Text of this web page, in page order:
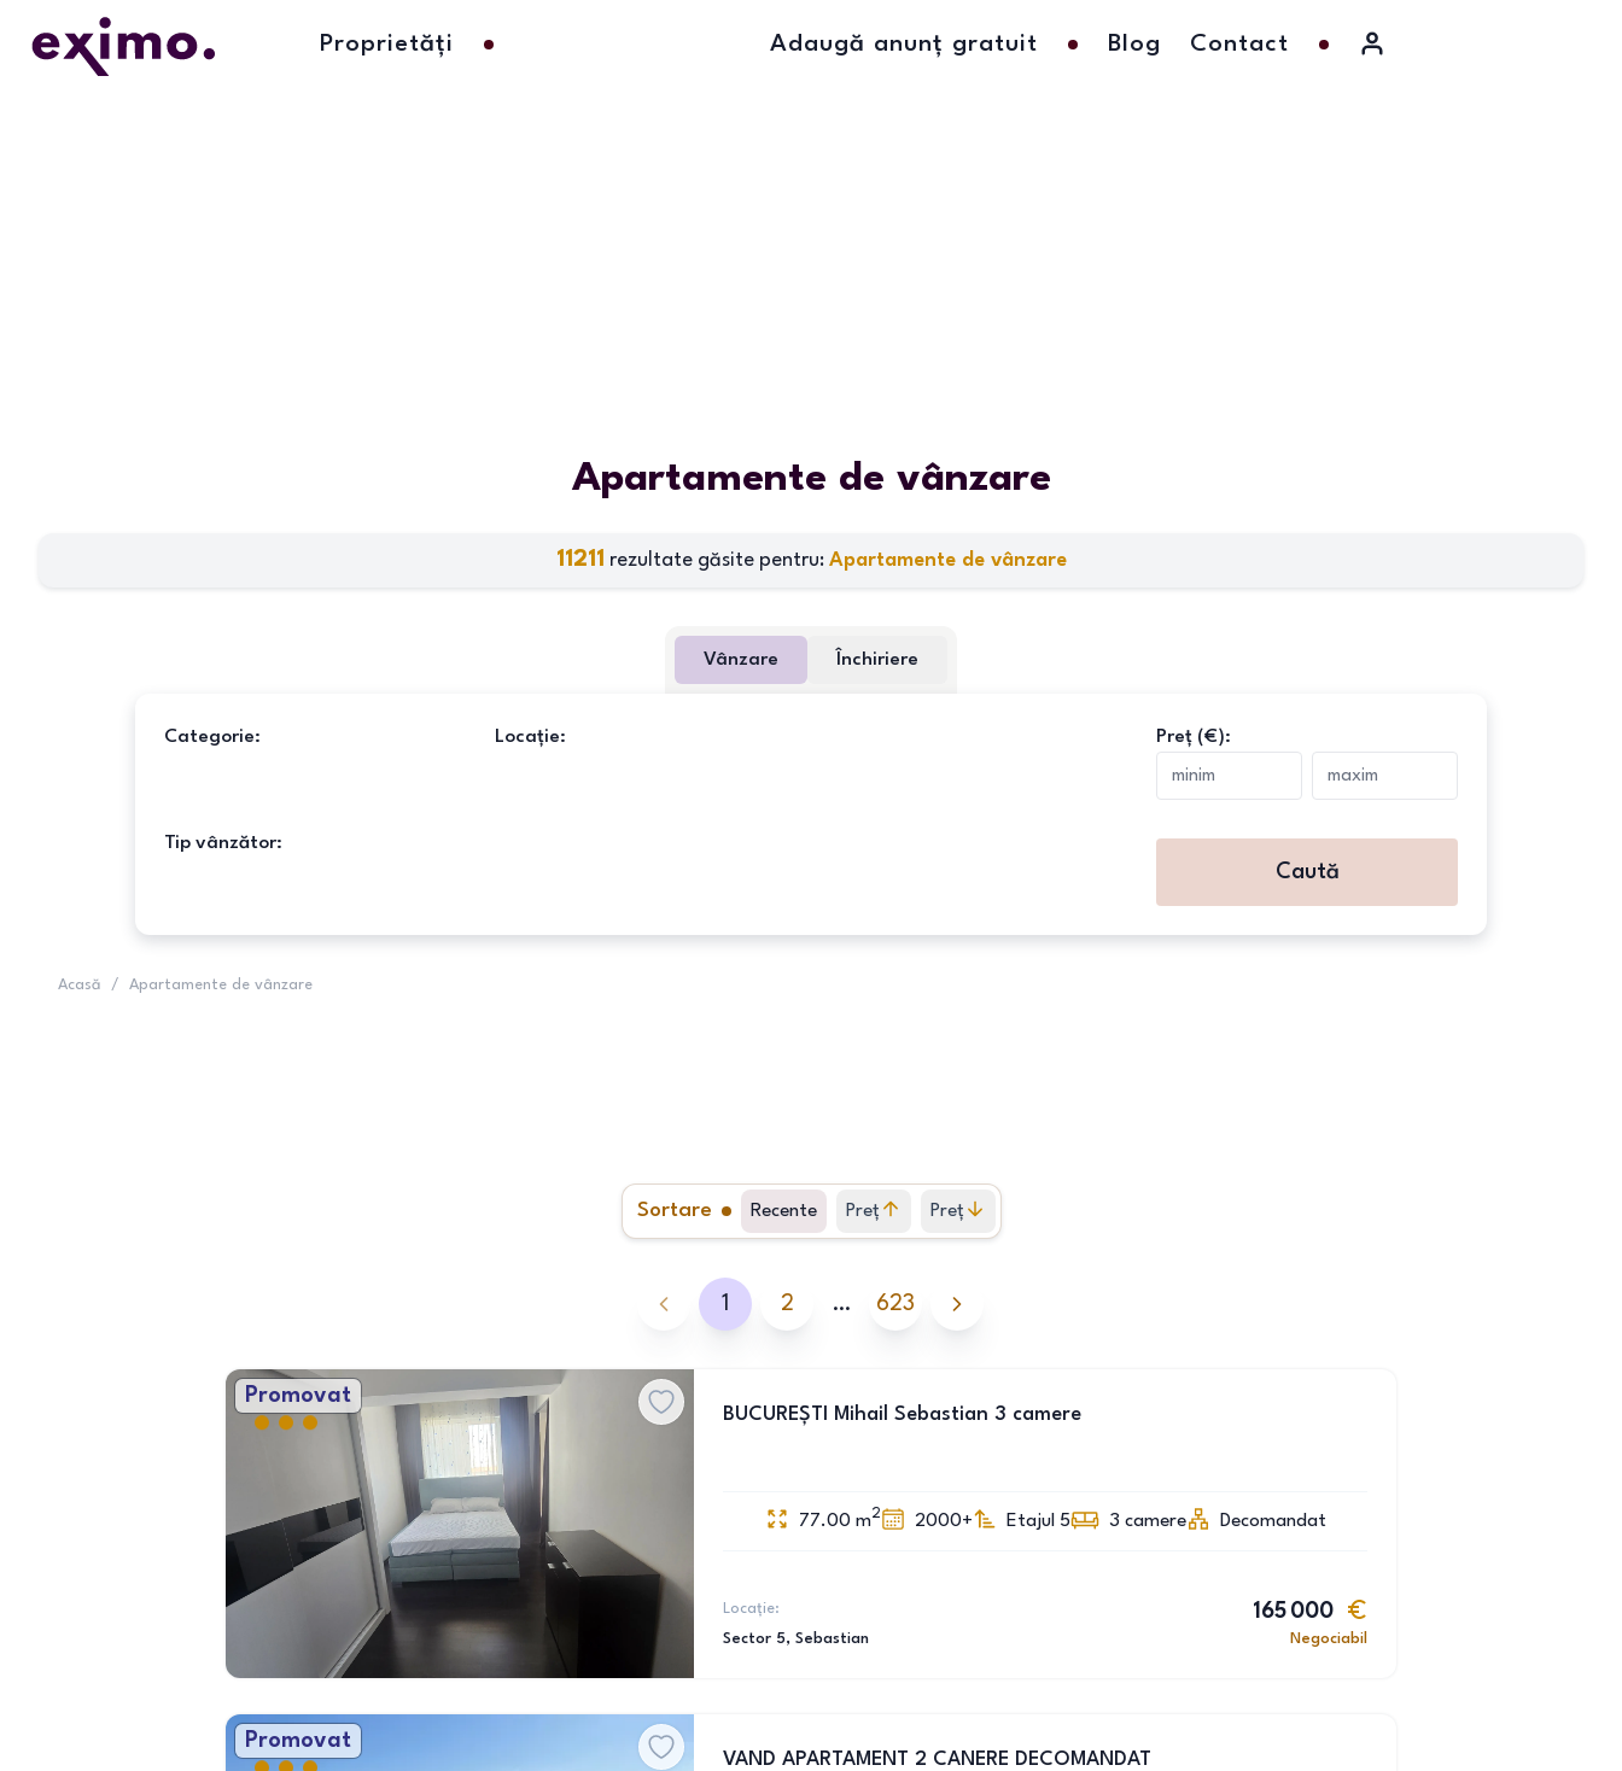
Proprietăți Adaugă anunț gratuit Blog Contact
Apartamente de vânzare
11211 rezultate găsite pentru: Apartamente de vânzare
Vânzare Închiriere
Categorie: Locație: Preț (€):
Tip vânzător:
Caută
Acasă / Apartamente de vânzare
Sortare Recente Preț
crescător
Preț
descrescător
1 2 … 623
Promovat
BUCUREȘTI Mihail Sebastian 3 camere
77.00 m2 2000+ Etajul 5 3 camere Decomandat
Locație:
Sector 5, Sebastian
165 000
Negociabil
Promovat
VAND APARTAMENT 2 CANERE DECOMANDAT